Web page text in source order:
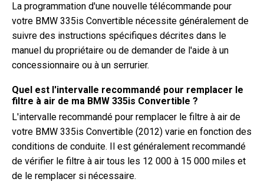
La programmation d'une nouvelle télécommande pour
votre BMW 335is Convertible nécessite généralement de
suivre des instructions spécifiques décrites dans le
manuel du propriétaire ou de demander de l'aide à un
concessionnaire ou à un serrurier.
Quel est l'intervalle recommandé pour remplacer le
filtre à air de ma BMW 335is Convertible ?
L'intervalle recommandé pour remplacer le filtre à air de
votre BMW 335is Convertible (2012) varie en fonction des
conditions de conduite. Il est généralement recommandé
de vérifier le filtre à air tous les 12 000 à 15 000 miles et
de le remplacer si nécessaire.